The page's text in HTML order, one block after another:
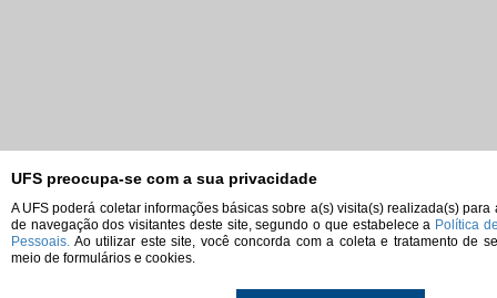
UFS preocupa-se com a sua privacidade
A UFS poderá coletar informações básicas sobre a(s) visita(s) realizada(s)
de navegação dos visitantes deste site, segundo o que estabelece a Política
Pessoais. Ao utilizar este site, você concorda com a coleta e tratamento de
meio de formulários e cookies.